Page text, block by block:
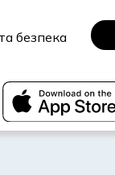
безпека